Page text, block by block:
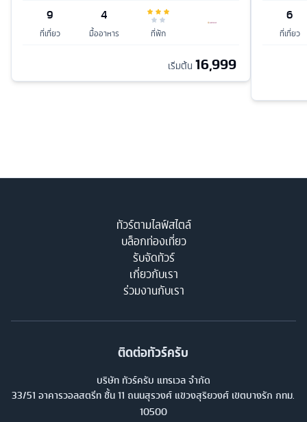
9
ที่เที่ยว
4
มื้ออาหาร ที่พัก
เริ่มต้น 16,999
6
ที่เที่ยว
ทัวร์ตามไลฟ์สไตล์
บล็อกท่องเที่ยว
รับจัดทัวร์
เกี่ยวกับเรา
ร่วมงานกับเรา
ติดต่อทัวร์ครับ
บริษัท ทัวร์ครับ แทรเวล จำกัด
33/51 อาคารวอลสตรีท ชั้น 11 ถนนสุรวงศ์ แขวงสุริยวงศ์ เขตบางรัก กทม.
10500